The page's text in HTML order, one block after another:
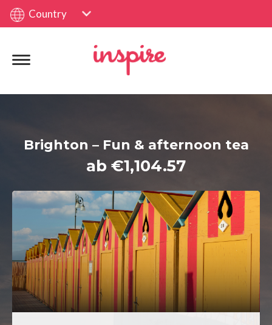
Country
Brighton – Fun & afternoon tea
ab €1,104.57